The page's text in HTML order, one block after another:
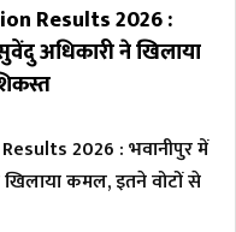
Results 2026 :
अधिकारी ने खिलाया
2026 : भवानीपुर में
खिलाया कमल, इतने वोटों से